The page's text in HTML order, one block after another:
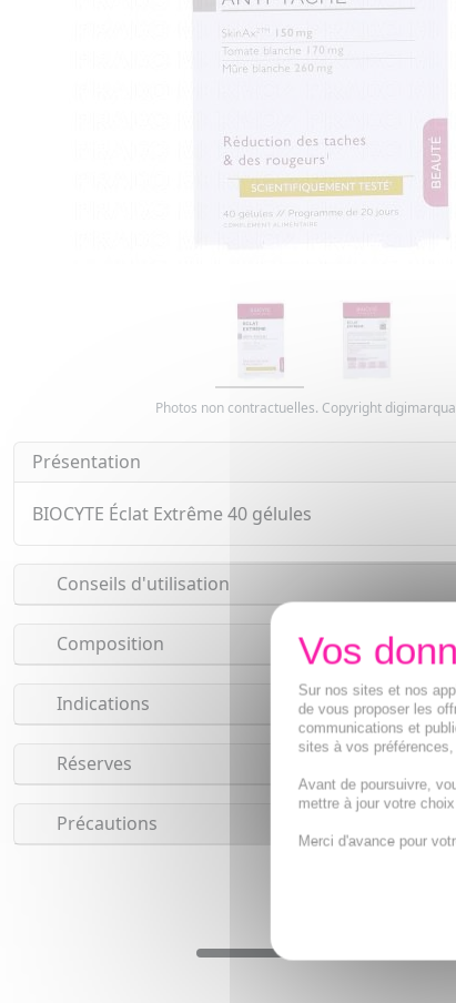
Photos non contractuelles. Copyright
Présentation
BIOCYTE Éclat Extrême 40 gélules
Conseils d'utilisation
Composition
Indications
Réserves
Précautions
Sur nos sites et nos
de vous proposer les
communications et
sites à vos
Avant de poursuivre,
mettre à jour votre
Merci d'avance pour